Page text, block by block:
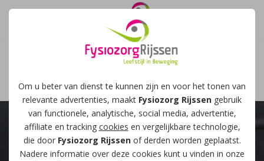
Om u beter van dienst te kunnen zijn en voor het tonen van
relevante advertenties, maakt Fysiozorg Rijssen gebruik
van functionele, analytische, social media, advertentie,
affiliate en tracking cookies en vergelijkbare technologie,
die door Fysiozorg Rijssenof derden worden geplaatst.
Nadere informatie over deze cookies kunt u vinden in onze